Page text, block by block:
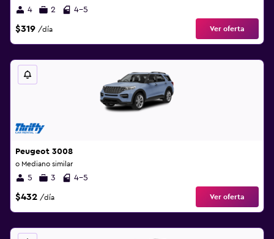
4 2 4-5
$319 /día Ver oferta
Peugeot 3008
o Mediano similar
5 3 4-5
$432 /día Ver oferta